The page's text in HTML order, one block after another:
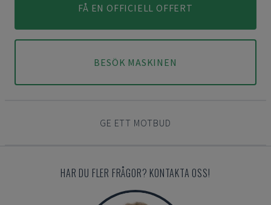
FÅ EN OFFICIELL OFFERT
BESÖK MASKINEN
GE ETT MOTBUD
HAR DU FLER FRÅGOR? KONTAKTA OSS!